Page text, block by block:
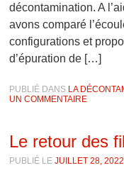
décontamination. A
avons comparé
configurations et
d’épuration de […]
PUBLIÉ DANS LA
UN COMMENTAIRE
Le retour des
PUBLIÉ LEJUILLET 28, 2022